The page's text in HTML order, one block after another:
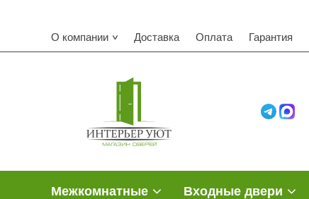
О компании Доставка Оплата Гарантия
Межкомнатные Входные двери